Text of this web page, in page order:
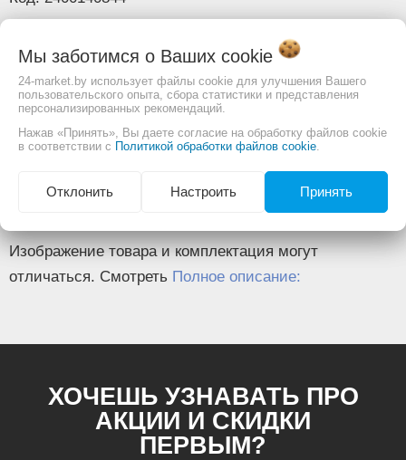
Основные
Вес, (кг)
Материал корпуса/толщина, (мм)сталь/3, пластик/10
Ширина, (мм)
1050
Высота, (мм)
395
361
Диаметр колес, (дюйм)
Изображение товара и комплектация могут
отличаться. Смотреть Полное описание:
ХОЧЕШЬ УЗНАВАТЬ ПРО
АКЦИИ И СКИДКИ
ПЕРВЫМ?
Мы заботимся о Ваших cookie
24-market.by использует файлы cookie для улучшения Вашего
пользовательского опыта, сбора статистики и представления
персонализированных рекомендаций.
Нажав «Принять», Вы даете согласие на обработку файлов cookie
в соответствии с Политикой обработки файлов cookie
Отклонить Настроить Принять